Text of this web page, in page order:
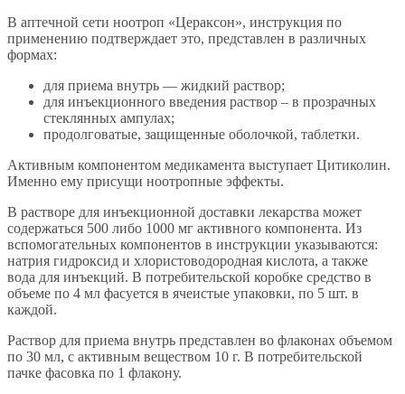
В аптечной сети ноотроп «Цераксон», инструкция по
применению подтверждает это, представлен в различных
формах:
для приема внутрь — жидкий раствор;
для инъекционного введения раствор – в прозрачных
стеклянных ампулах;
продолговатые, защищенные оболочкой, таблетки.
Активным компонентом медикамента выступает Цитиколин.
Именно ему присущи ноотропные эффекты.
В растворе для инъекционной доставки лекарства может
содержаться 500 либо 1000 мг активного компонента. Из
вспомогательных компонентов в инструкции указываются:
натрия гидроксид и хлористоводородная кислота, а также
вода для инъекций. В потребительской коробке средство в
объеме по 4 мл фасуется в ячеистые упаковки, по 5 шт. в
каждой.
Раствор для приема внутрь представлен во флаконах объемом
по 30 мл, с активным веществом 10 г. В потребительской
пачке фасовка по 1 флакону.